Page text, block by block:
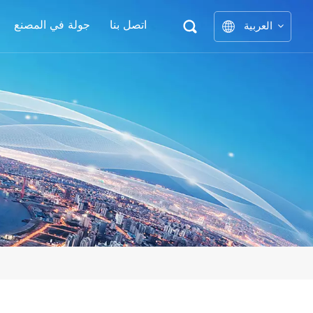
جولة في المصنع اتصل بنا العربية
العربية
español